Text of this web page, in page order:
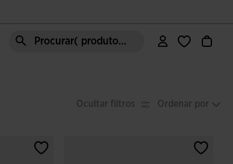
Procurar( produto, moda, área, etc)
Ocultar filtros Ordenar por